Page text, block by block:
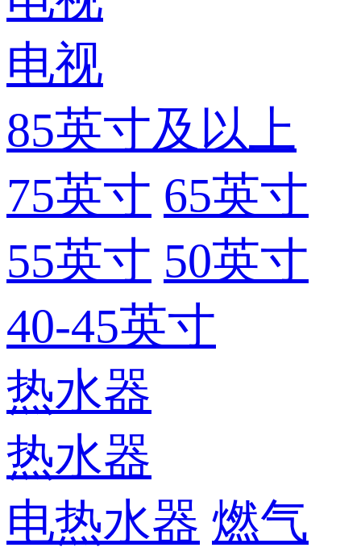
电视
85英寸及以上
75英寸 65英寸
55英寸 50英寸
40-45英寸
热水器
热水器
电热水器 燃气